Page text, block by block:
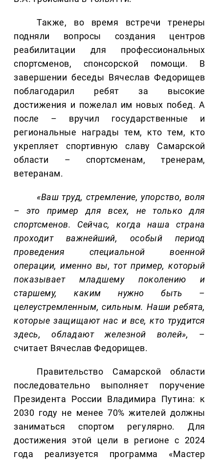
Также, во время встречи тренеры
подняли вопросы создания центров
реабилитации для профессиональных
спортсменов, спонсорской помощи. В
завершении беседы Вячеслав Федорищев
поблагодарил ребят за высокие
достижения и пожелал им новых побед. А
после – вручил государственные и
региональные награды тем, кто тем, кто
укрепляет спортивную славу Самарской
области – спортсменам, тренерам,
ветеранам.
«Ваш труд, стремление, упорство, воля
– это пример для всех, не только для
спортсменов. Сейчас, когда наша страна
проходит важнейший, особый период
проведения специальной военной
операции, именно вы, тот пример, который
показывает младшему поколению и
старшему, каким нужно быть –
целеустремленным, сильным. Наши ребята,
которые защищают нас и все, кто трудится
здесь, обладают железной волей»,
–
считает Вячеслав Федорищев.
Правительство Самарской области
последовательно выполняет поручение
Президента России Владимира Путина: к
2030 году не менее 70% жителей должны
заниматься спортом регулярно. Для
достижения этой цели в регионе с 2024
года реализуется программа «Мастер